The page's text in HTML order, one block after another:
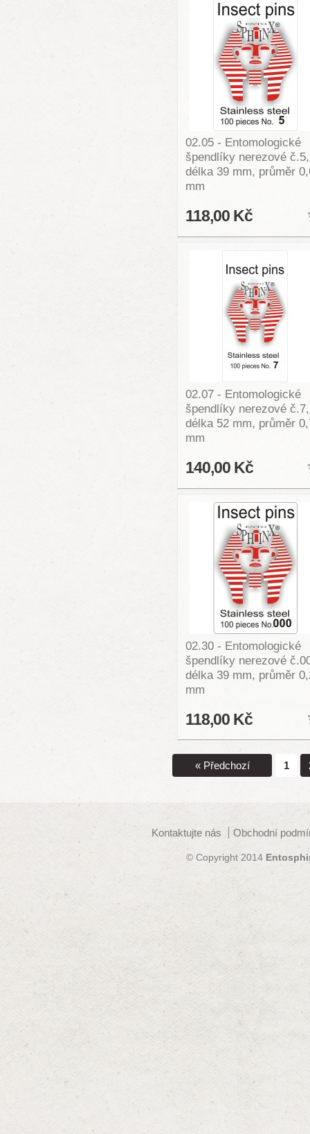
02.05 - Entomologické
špendlíky nerezové č.5,
délka 39 mm, průměr
mm
118,00 Kč
02.07 - Entomologické
špendlíky nerezové č.7,
délka 52 mm, průměr
mm
140,00 Kč
02.30 - Entomologické
špendlíky nerezové
délka 39 mm, průměr
mm
118,00 Kč
« Předchozí 1
Kontaktujte nás Obchodní
© Copyright 2014